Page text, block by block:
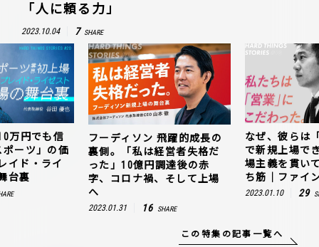
「人に頼る力」
2023.10.04 7 SHARE
万円でも信
ーツ」の価
イド・ライ
台裏
フーディソン 飛躍的成長の
裏側。「私は経営者失格だ
った」10億円調達後の赤
字、コロナ禍、そして上場
へ
2023.01.31 16 SHARE
なぜ、彼らは
で新規上場で
場主義を貫い
ち筋｜ファイ
2023.01.10 29
この特集の記事一覧へ